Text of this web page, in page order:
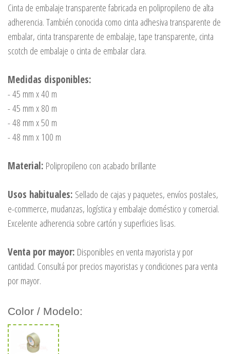
Cinta de embalaje transparente fabricada en polipropileno de alta
adherencia. También conocida como cinta adhesiva transparente de
embalar, cinta transparente de embalaje, tape transparente, cinta
scotch de embalaje o cinta de embalar clara.
Medidas disponibles:
- 45 mm x 40 m
- 45 mm x 80 m
- 48 mm x 50 m
- 48 mm x 100 m
Material: Polipropileno con acabado brillante
Usos habituales: Sellado de cajas y paquetes, envíos postales,
e-commerce, mudanzas, logística y embalaje doméstico y comercial.
Excelente adherencia sobre cartón y superficies lisas.
Venta por mayor: Disponibles en venta mayorista y por
cantidad. Consultá por precios mayoristas y condiciones para venta
por mayor.
Color / Modelo: